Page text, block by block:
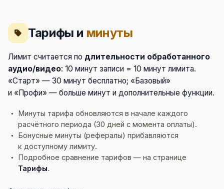
Тарифы и минуты
Лимит считается по длительности обработанного
аудио/видео: 10 минут записи = 10 минут лимита.
«Старт» — 30 минут бесплатно; «Базовый»
и «Профи» — больше минут и дополнительные функции.
Минуты тарифа обновляются в начале каждого
расчётного периода (30 дней с момента оплаты).
Бонусные минуты (рефералы) прибавляются
к доступному лимиту.
Подробное сравнение тарифов — на странице
Тарифы.